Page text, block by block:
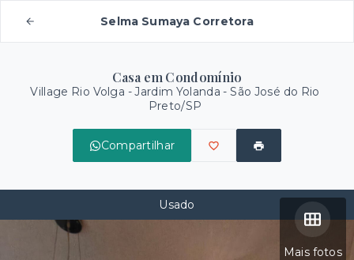
Selma Sumaya Corretora
Casa em Condomínio
Village Rio Volga -Jardim Yolanda - São José do Rio
Preto/SP
Compartilhar
Mais fotos
Usado